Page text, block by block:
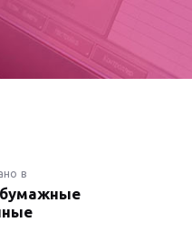
вПредыдущая
запись: